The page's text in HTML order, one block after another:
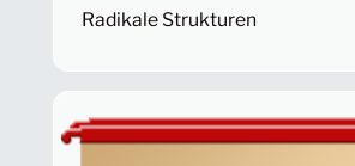
Radikale Strukturen